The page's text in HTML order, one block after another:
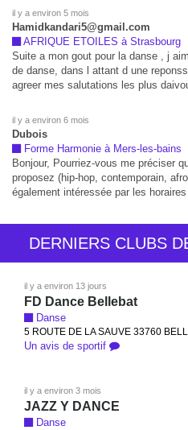
prélevé 2 fois 15 euros alors que a
les contacter ! Cest du vol Donc 30
!!!!
il y a environ 5 mois
Hamidkandari5@gmail.com
AFRIQUE ETOILES à Strasbourg
Suite a mon gout pour la danse , j
de danse, dans l attant d une
agreer mes salutations les plus
il y a environ 6 mois
Dubois
Forme Harmonie à Mers-les-bains
Bonjour, Pourriez-vous me préciser
proposez (hip-hop, contemporain,
également intéressée par les
DERNIERS CLUBS
il y a environ 13 jours
FD Dance Bellebat
Danse
5 ROUTE DE LA SAUVE 33760
Un avis de sportif
il y a environ 3 mois
JAZZ Y DANCE
Danse